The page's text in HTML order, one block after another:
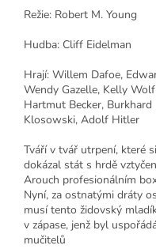
Režie: Robert M. Young
Hudba: Cliff Eidelman
Hrají: Willem Dafoe,
Wendy Gazelle, Kelly
Hartmut Becker,
Klosowski, Adolf Hitler
Tváří v tvář utrpení, které
dokázal stát s hrdě
Arouch profesionálním
Nyní, za ostnatými dráty
musí tento židovský
v zápase, jenž byl
mučitelů